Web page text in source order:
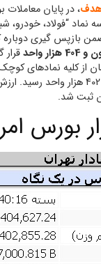
هدف، در پایان معاملات
نماد “فولاد، خودرو،
واحد
مثبت شد و به سطح 402 هزار
بورس